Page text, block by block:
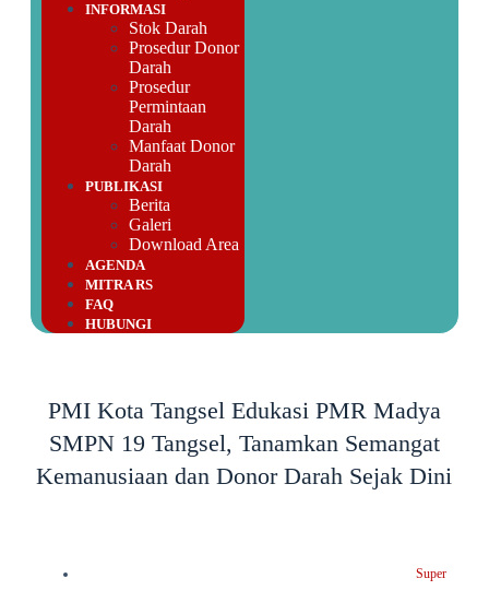
INFORMASI
Stok Darah
Prosedur Donor
Darah
Prosedur
Permintaan
Darah
Manfaat Donor
Darah
PUBLIKASI
Berita
Galeri
Download Area
AGENDA
MITRA RS
FAQ
HUBUNGI
PMI Kota Tangsel Edukasi PMR Madya
SMPN 19 Tangsel, Tanamkan Semangat
Kemanusiaan dan Donor Darah Sejak Dini
Super